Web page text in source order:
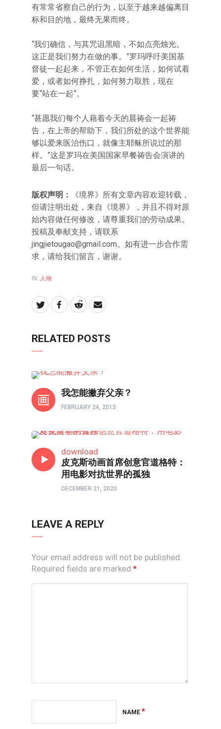
有常常省察自己的行为，以至于越来越偏离目
标和目的地，最终无果而终。
“我们确信，与其咒诅黑暗，不如点亮烛光。
这正是我们努力在做的事。”罗玛呼吁美国基
督徒一起起来，不管正在如何生活，如何试着
爱，或者如何挣扎，如何努力取胜，现在
要“站在一起”。
“甚愿我们每个人藉着今天的晨祷会一起祷
告，在上帝的帮助下，我们所处的这个世界能
够以爱来医治伤口，就像主耶稣所说过的那
样。”这是罗玛在美国国家早餐祷告会演讲的
最后一句话。
版权声明：
《境界》所有文章内容欢迎转载，
但请注明出处，来自《境界》，并且不得对原
始内容做任何修改，请尊重我们的劳动成果。
投稿及奉献支持，请联系
jingjietougao@gmail.com。如有进一步合作需
求，请给我们留言，谢谢。
IN: 人物
RELATED POSTS
我怎能撇弃父亲？
FEBRUARY 24, 2015
download
皮克斯动画首席创意官道格特：
用电影对抗世界的孤独
DECEMBER 21, 2020
LEAVE A REPLY
Your email address will not be published.
Required fields are marked *
NAME *